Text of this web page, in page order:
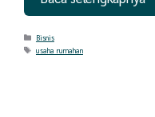
Categories
Bisnis
Tags
usaha rumahan